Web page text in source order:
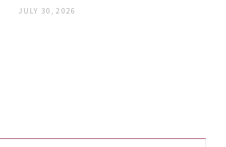
JULY 30, 2026